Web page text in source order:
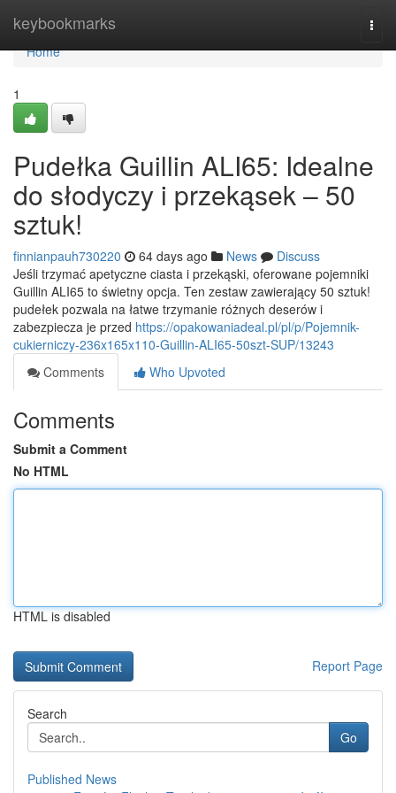
keybookmarks
Home
Home
1
Pudełka Guillin ALI65: Idealne
do słodyczy i przekąsek – 50
sztuk!
finnianpauh730220 64 days ago News
Discuss
Jeśli trzymać apetyczne ciasta i przekąski, oferowane pojemniki
Guillin ALI65 to świetny opcja. Ten zestaw zawierający 50 sztuk!
pudełek pozwala na łatwe trzymanie różnych deserów i
zabezpiecza je przed https://opakowaniadeal.pl/pl/p/Pojemnik-
cukierniczy-236x165x110-Guillin-ALI65-50szt-SUP/13243
Comments
Who Upvoted
Comments
Submit a Comment
No HTML
HTML is disabled
Report Page
Search
Go
Published News